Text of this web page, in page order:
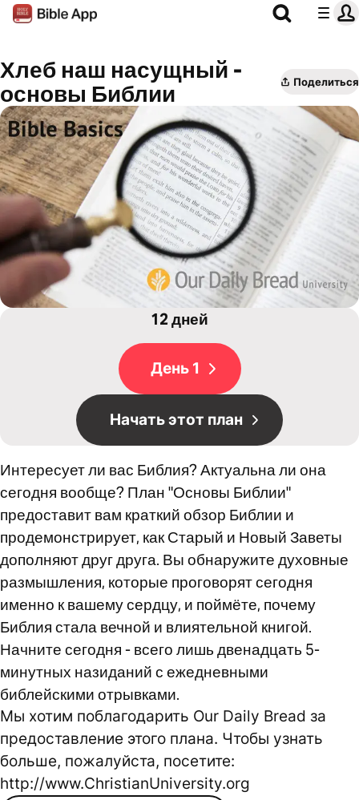
Хлеб наш насущный -
основы Библии
Поделиться
12 дней
День 1
Начать этот план
Интересует ли вас Библия? Актуальна ли она
сегодня вообще? План "Основы Библии"
предоставит вам краткий обзор Библии и
продемонстрирует, как Старый и Новый Заветы
дополняют друг друга. Вы обнаружите духовные
размышления, которые проговорят сегодня
именно к вашему сердцу, и поймёте, почему
Библия стала вечной и влиятельной книгой.
Начните сегодня - всего лишь двенадцать 5-
минутных назиданий с ежедневными
библейскими отрывками.
Мы хотим поблагодарить Our Daily Bread за
предоставление этого плана. Чтобы узнать
больше, пожалуйста, посетите:
http://www.ChristianUniversity.org